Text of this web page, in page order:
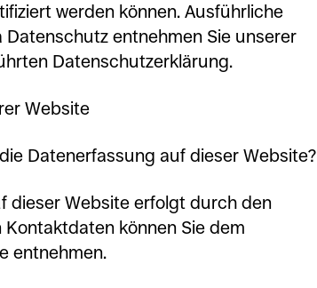
werden können. Ausführliche
Datenschutz entnehmen Sie unserer
Datenschutzerklärung.
Website
Datenerfassung auf dieser Website?
dieser Website erfolgt durch den
können Sie dem
entnehmen.